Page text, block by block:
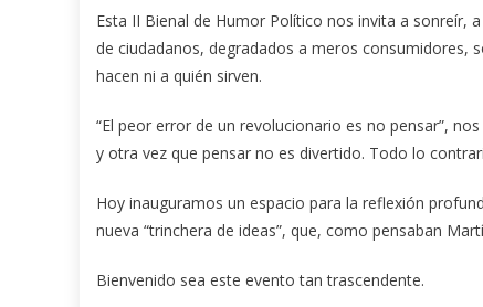
Esta II Bienal de Humor Político nos invita a sonreír,
de ciudadanos, degradados a meros consumidores,
hacen ni a quién sirven.
“El peor error de un revolucionario es no pensar”,
y otra vez que pensar no es divertido. Todo lo
Hoy inauguramos un espacio para la reflexión
nueva “trinchera de ideas”, que, como pensaban
Bienvenido sea este evento tan trascendente.